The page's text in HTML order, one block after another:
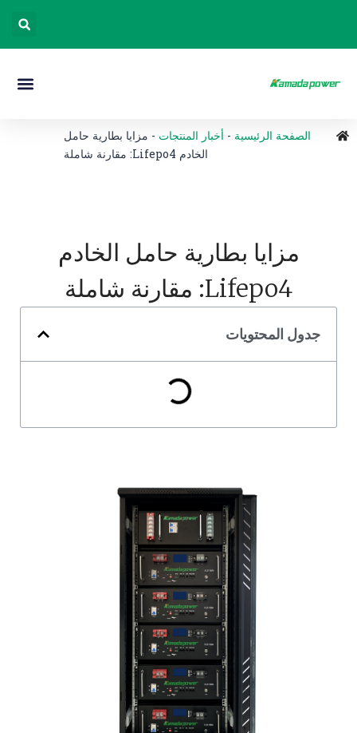
الصفحة الرئيسية - أخبار المنتجات - مزايا بطارية حامل
الخادم Lifepo4: مقارنة شاملة
مزايا بطارية حامل الخادم
Lifepo4: مقارنة شاملة
جدول المحتويات